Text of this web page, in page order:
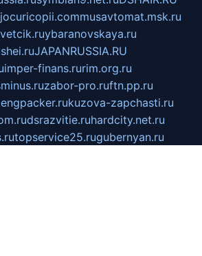
musavtomat.msk.ru
ybaranovskaya.ru
JAPANRUSSIA.RU
imper-finans.rurim.org.ru
zabor-pro.ruftn.pp.ru
kuzova-zapchasti.ru
dsrazvitie.ruhardcity.net.ru
topservice25.rugubernyan.ru